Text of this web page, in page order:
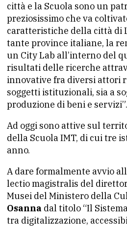
città e la Scuola sono un
preziosissimo che va
caratteristiche della città di
tante province italiane, la
un City Lab all’interno del
risultati delle ricerche
innovative fra diversi attori
soggetti istituzionali, sia a
produzione di beni e servizi”.
Ad oggi sono attive sul
della Scuola IMT, di cui tre
anno.
A dare formalmente avvio
lectio magistralis del
Musei del Ministero della
Osanna dal titolo “Il
tra digitalizzazione,